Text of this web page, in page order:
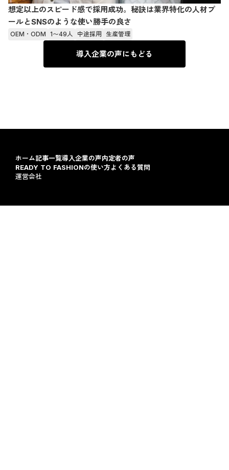
想定以上のスピード感で採用成功。秘訣は業界特化の人材プ
ールとSNSのような使い勝手の良さ
OEM・ODM 1〜49人 中途採用 生産管理
導入企業の声にもどる
ホーム記事一覧導入企業の声内定者の声
READY TO FASHIONの使い方よくある質問
運営会社